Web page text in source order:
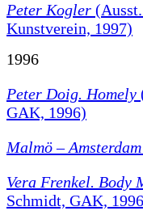
Peter Kogler
Kunstverein, 1997)
1996
Peter Doig. Homely
GAK, 1996)
Malmö – Amsterdam
Vera Frenkel. Body
Schmidt, GAK,